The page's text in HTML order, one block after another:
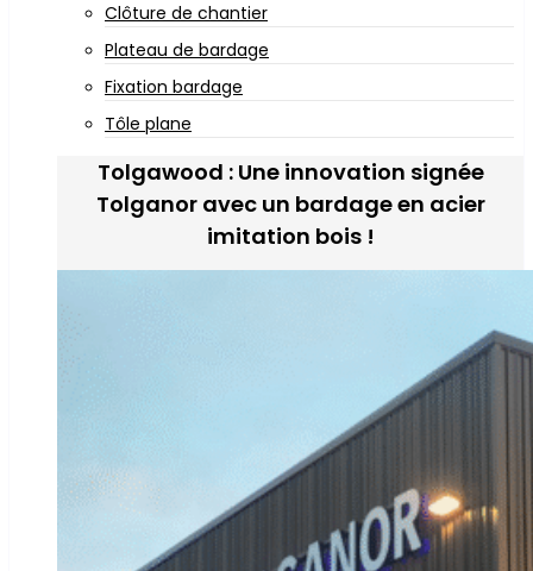
Clôture de chantier
Plateau de bardage
Fixation bardage
Tôle plane
Tolgawood : Une innovation signée
Tolganor avec un bardage en acier
imitation bois !